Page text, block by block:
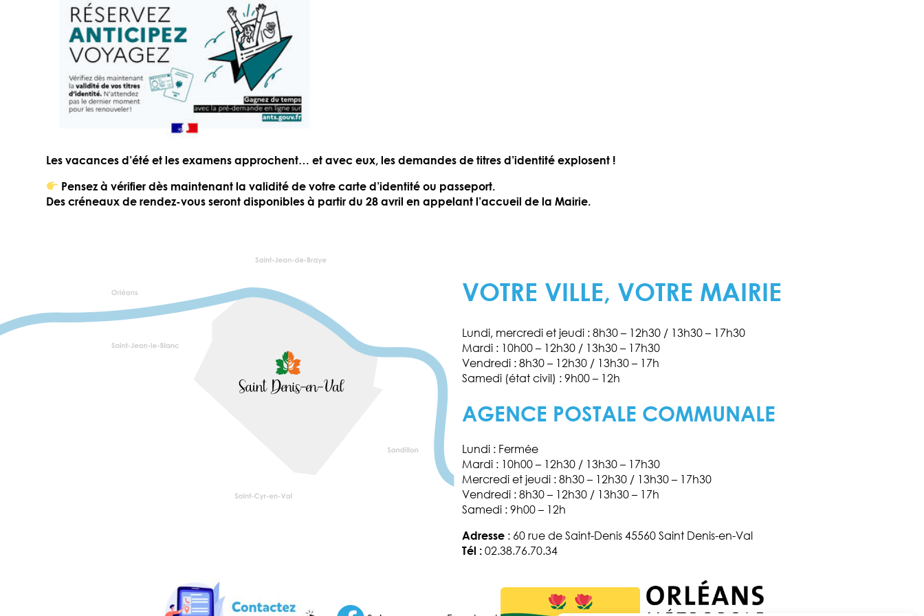
Les vacances d’été et les examens approchent… et avec eux, les demandes de titres d’identité explosent !
Pensez à vérifier dès maintenant la validité de votre carte d’identité ou passeport.
Des créneaux de rendez-vous seront disponibles à partir du 28 avril en appelant l’accueil de la Mairie.
VOTRE VILLE, VOTRE MAIRIE
Lundi, mercredi et jeudi : 8h30 – 12h30 / 13h30 – 17h30
Mardi : 10h00 – 12h30 / 13h30 – 17h30
Vendredi : 8h30 – 12h30 / 13h30 – 17h
Samedi (état civil) : 9h00 – 12h
AGENCE POSTALE COMMUNALE
Lundi : Fermée
Mardi : 10h00 – 12h30 / 13h30 – 17h30
Mercredi et jeudi : 8h30 – 12h30 / 13h30 – 17h30
Vendredi : 8h30 – 12h30 / 13h30 – 17h
Samedi : 9h00 – 12h
Adresse : 60 rue de Saint-Denis 45560 Saint Denis-en-Val
Tél : 02.38.76.70.34